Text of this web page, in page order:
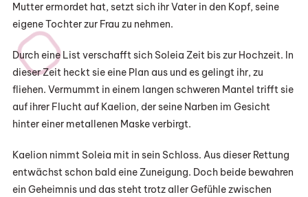
Mutter ermordet hat, setzt sich ihr Vater in den Kopf, seine
eigene Tochter zur Frau zu nehmen.
Durch eine List verschafft sich Soleia Zeit bis zur Hochzeit. In
dieser Zeit heckt sie eine Plan aus und es gelingt ihr, zu
fliehen. Vermummt in einem langen schweren Mantel trifft sie
auf ihrer Flucht auf Kaelion, der seine Narben im Gesicht
hinter einer metallenen Maske verbirgt.
Kaelion nimmt Soleia mit in sein Schloss. Aus dieser Rettung
entwächst schon bald eine Zuneigung. Doch beide bewahren
ein Geheimnis und das steht trotz aller Gefühle zwischen